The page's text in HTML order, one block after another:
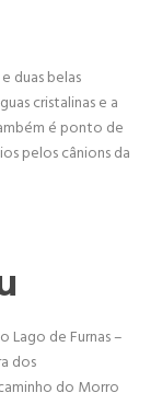
duas belas
cristalinas e a
é ponto de
pelos cânions da
Lago de Furnas –
dos
do Morro